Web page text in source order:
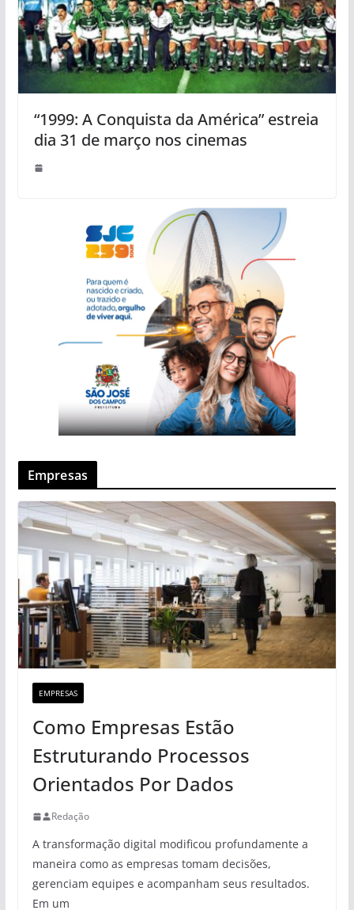
“1999: A Conquista da América” estreia
dia 31 de março nos cinemas
Empresas
EMPRESAS
Como Empresas Estão
Estruturando Processos
Orientados Por Dados
Redação
A transformação digital modificou profundamente a
maneira como as empresas tomam decisões,
gerenciam equipes e acompanham seus resultados.
Em um